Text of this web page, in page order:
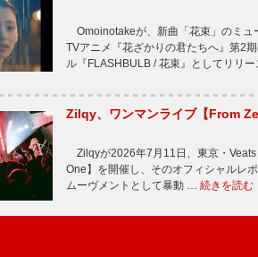
Omoinotakeが、新曲「花束」のミ
TVアニメ『花ざかりの君たちへ』第2
ル『FLASHBULB / 花束』としてリリ
Zilqy、ワンマンライブ【From
Zilqyが2026年7月11日、東京・
One】を開催し、そのオフィシャル
ムーヴメントとして暴動 … 続きを読む